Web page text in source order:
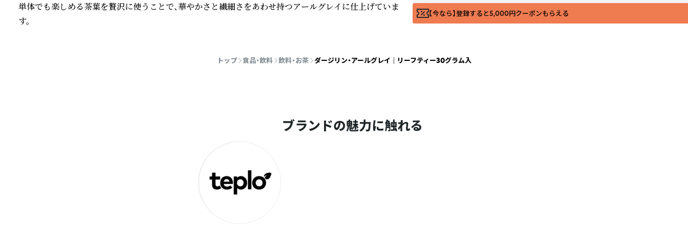
単体でも楽しめる茶葉を贅沢に使うことで、華やかさと繊細さをあわせ持つアールグレイに仕上げていま
す。
【今なら】登録すると5,000円クーポンもらえる
トップ 食品・飲料 飲料・お茶 ダージリン・アールグレイ ｜ リーフティー30グラム入
ブランドの魅力に触れる